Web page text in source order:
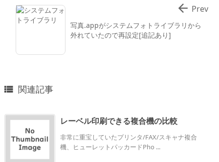
写真.appがシステムフォトライブラリから
外れていたので再設定[追記あり]
 Prev
 関連記事
レーベル印刷できる複合機の比較
非常に重宝していたプリンタ/FAX/スキャナ複合
機、ヒューレットパッカードPho ...